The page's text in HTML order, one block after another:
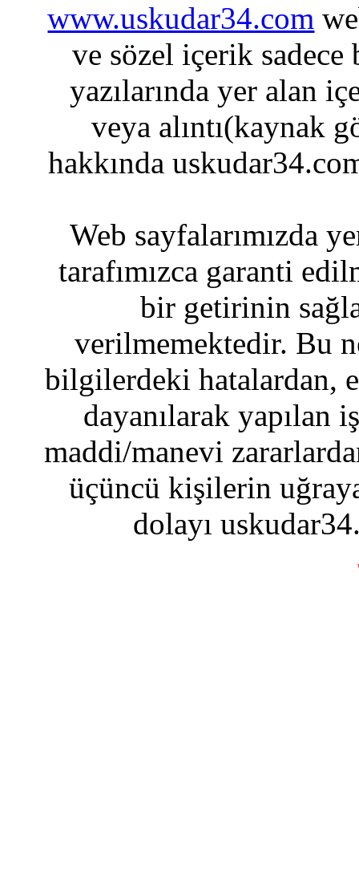
www.uskudar34.com
ve sözel içerik sadece
yazılarında yer alan
veya alıntı(kaynak
hakkında
Web sayfalarımızda
tarafımızca garanti
bir getirinin
verilmemektedir. Bu
bilgilerdeki hatalardan,
dayanılarak yapılan
maddi/manevi
üçüncü kişilerin
dolayı